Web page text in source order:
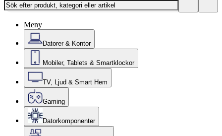
Meny
Datorer & Kontor
Mobiler, Tablets & Smartklockor
TV, Ljud & Smart Hem
Gaming
Datorkomponenter